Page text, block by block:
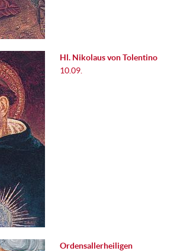
Hl. Nikolaus von Tolentino
10.09.
Ordensallerheiligen